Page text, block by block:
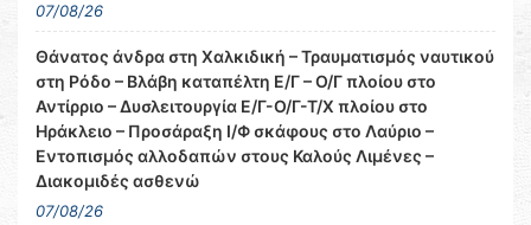
07/08/26
Θάνατος άνδρα στη Χαλκιδική – Τραυματισμός ναυτικού
στη Ρόδο – Βλάβη καταπέλτη Ε/Γ – Ο/Γ πλοίου στο
Αντίρριο – Δυσλειτουργία Ε/Γ-Ο/Γ-Τ/Χ πλοίου στο
Ηράκλειο – Προσάραξη Ι/Φ σκάφους στο Λαύριο –
Εντοπισμός αλλοδαπών στους Καλούς Λιμένες –
Διακομιδές ασθενώ
07/08/26